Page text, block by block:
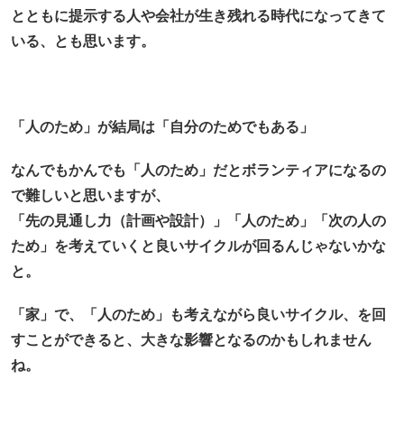
とともに提示する人や会社が生き残れる時代になってきて
いる、とも思います。
「人のため」が結局は「自分のためでもある」
なんでもかんでも「人のため」だとボランティアになるの
で難しいと思いますが、
「先の見通し力（計画や設計）」「人のため」「次の人の
ため」を考えていくと良いサイクルが回るんじゃないかな
と。
「家」で、「人のため」も考えながら良いサイクル、を回
すことができると、大きな影響となるのかもしれません
ね。